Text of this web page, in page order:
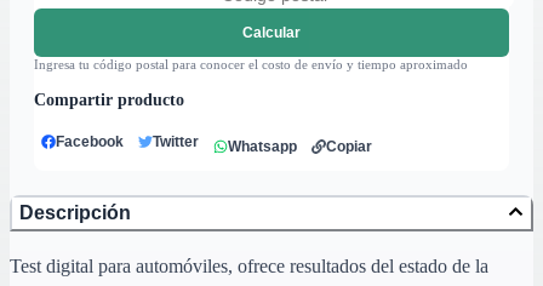
Calcular
Ingresa tu código postal para conocer el costo de envío y tiempo aproximado
Compartir producto
Facebook Twitter Whatsapp Copiar
Descripción
Test digital para automóviles, ofrece resultados del estado de la